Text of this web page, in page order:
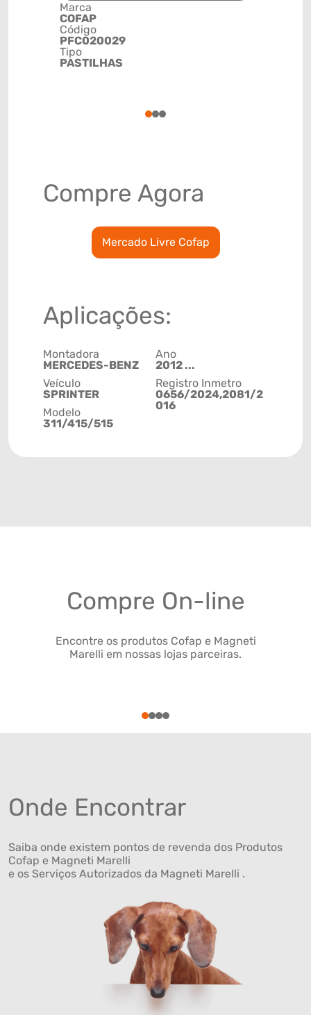
Marca
COFAP
Código
PFC020029
Tipo
PASTILHAS
123
Compre Agora
Mercado Livre Cofap
Aplicações:
Montadora
MERCEDES-BENZ
Veículo
SPRINTER
Modelo
311/415/515
Ano
2012 ...
Registro Inmetro
0656/2024,2081/2
016
Compre On-line
Encontre os produtos Cofap e Magneti
Marelli em nossas lojas parceiras.
1234
Onde Encontrar
Saiba onde existem pontos de revenda dos Produtos
Cofap e Magneti Marelli
e os Serviços Autorizados da Magneti Marelli .